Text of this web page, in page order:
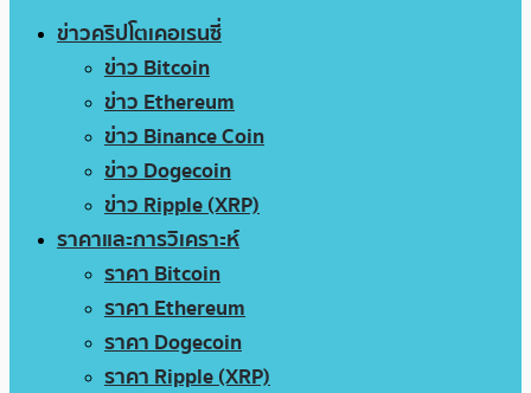
ข่าวคริปโตเคอเรนซี่
ข่าว Bitcoin
ข่าว Ethereum
ข่าว Binance Coin
ข่าว Dogecoin
ข่าว Ripple (XRP)
ราคาและการวิเคราะห์
ราคา Bitcoin
ราคา Ethereum
ราคา Dogecoin
ราคา Ripple (XRP)